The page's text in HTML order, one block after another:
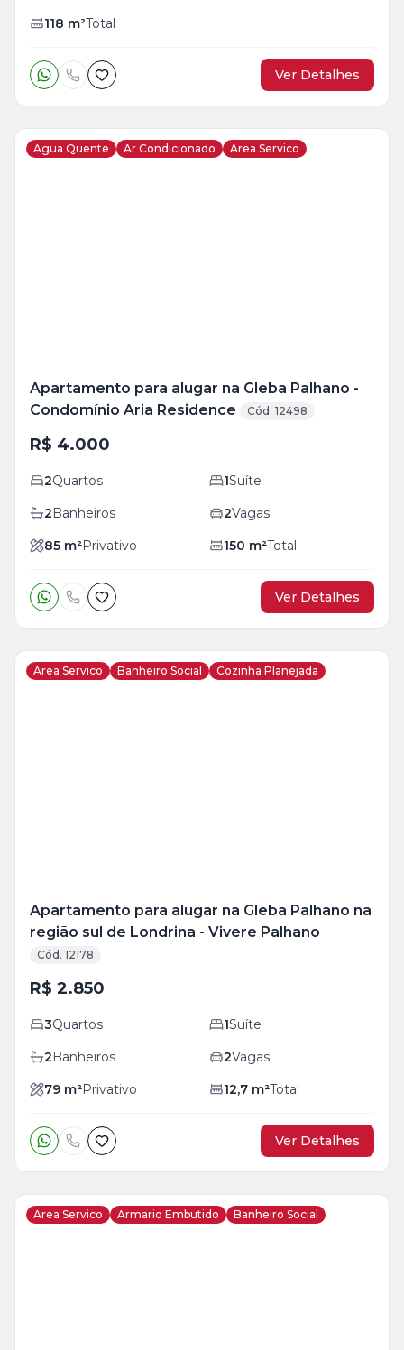
118 m²Total
Ver Detalhes
Agua Quente Ar Condicionado Area Servico
Apartamento para alugar na Gleba Palhano -
Condomínio Aria Residence
Cód. 12498
R$ 4.000
2Quartos 1Suíte
2Banheiros 2Vagas
85 m²Privativo 150 m²Total
Ver Detalhes
Area Servico Banheiro Social Cozinha Planejada
Apartamento para alugar na Gleba Palhano na
região sul de Londrina - Vivere Palhano
Cód. 12178
R$ 2.850
3Quartos 1Suíte
2Banheiros 2Vagas
79 m²Privativo 12,7 m²Total
Ver Detalhes
Area Servico Armario Embutido Banheiro Social